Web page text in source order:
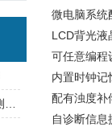
微电脑系统
LCD背光液
可任意编程
内置时钟记
配有浊度补
自诊断信息